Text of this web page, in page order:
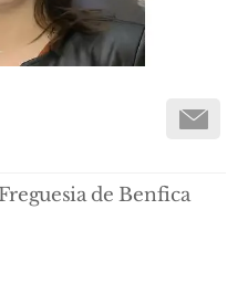
de Benfica